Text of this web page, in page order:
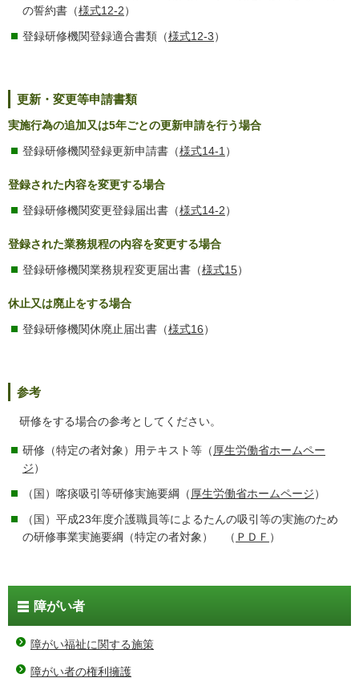
の誓約書（様式12-2）
登録研修機関登録適合書類（様式12-3）
更新・変更等申請書類
実施行為の追加又は5年ごとの更新申請を行う場合
登録研修機関登録更新申請書（様式14-1 ）
登録された内容を変更する場合
登録研修機関変更登録届出書（様式14-2）
登録された業務規程の内容を変更する場合
登録研修機関業務規程変更届出書（様式15）
休止又は廃止をする場合
登録研修機関休廃止届出書（様式16）
参考
研修をする場合の参考としてください。
研修（特定の者対象）用テキスト等（ 厚生労働省ホームペー
ジ）
（国）喀痰吸引等研修実施要綱（ 厚生労働省ホームページ）
（国）平成23年度介護職員等によるたんの吸引等の実施のため
の研修事業実施要綱（特定の者対象） （ ＰＤＦ ）
障がい者
障がい福祉に関する施策
障がい者の権利擁護